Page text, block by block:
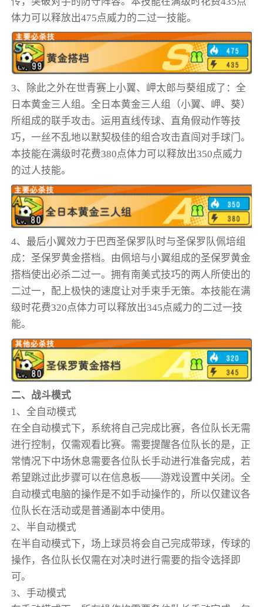
体力可以释放出475点威力的二过一技能。
3、除此之外在世青赛上小翼、岬太郎与葵组成了：全
日本黄金三人组。全日本黄金三人组（小翼、岬、葵）
所组成的联手攻击。运用直线传球、直角假动作等技
巧，一丝不乱地以默契极佳的组合攻击直闯对手球门。
本技能在满级时花费380点体力可以释放出350点威力
的过人技能。
4、最后小翼效力于巴西圣保罗队时与圣保罗队佩培组
成：圣保罗黄金搭档。由佩培与小翼组成的圣保罗黄金
搭档使出必杀二过一。拥有南美式技巧的两人所使出的
二过一，配上极快的速度让对手束手无策。本技能在满
级时花费320点体力可以释放出345点威力的二过一技
能。
二、战斗模式
1、全自动模式
在全自动模式下，系统将自己完成比赛，各位队长无需
进行控制，仅需观看比赛。需要提醒各位队长的是，正
常情况下中场休息需要各位队长手动进行准备完成，若
希望跳过此步骤可以在信息板——游戏设置中关闭。全
自动模式电脑的操作是不如手动操作的，所以仅建议各
位队长在活动或是普通副本中使用。
2、半自动模式
在半自动模式下，场上球员将会自己完成带球，传球的
操作，各位队长仅需在对决时进行需要的指令选择即
可。
3、手动模式